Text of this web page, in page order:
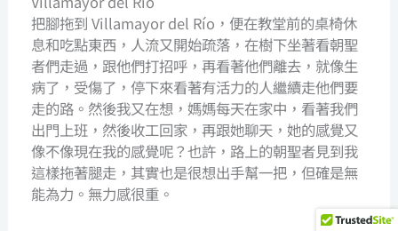
把腳拖到 Villamayor del Río，便在教堂前的桌椅休
息和吃點東西，人流又開始疏落，在樹下坐著看朝聖
者們走過，跟他們打招呼，再看著他們離去，就像生
病了，受傷了，停下來看著有活力的人繼續走他們要
走的路。然後我又在想，媽媽每天在家中，看著我們
出門上班，然後收工回家，再跟她聊天，她的感覺又
像不像現在我的感覺呢？也許，路上的朝聖者見到我
這樣拖著腿走，其實也是很想出手幫一把，但確是無
能為力。無力感很重。